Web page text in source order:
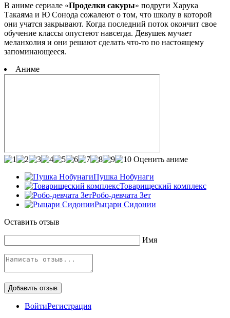
В аниме сериале «Проделки сакуры» подруги Харука
Такаяма и Ю Сонода сожалеют о том, что школу в которой
они учатся закрывают. Когда последний поток окончит свое
обучение классы опустеют навсегда. Девушек мучает
меланхолия и они решают сделать что-то по настоящему
запоминающееся.
Аниме
Оценить аниме
Пушка Нобунаги
Товарищеский комплекс
Робо-девчата Зет
Рыцари Сидонии
Оставить отзыв
Имя
ВойтиРегистрация